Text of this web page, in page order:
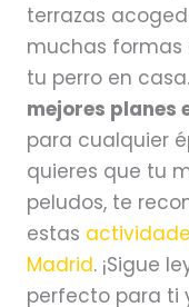
terrazas
muchas formas
tu perro en
mejores planes
para cualquier
quieres que tu
peludos, te
estas
Madrid. ¡Sigue
perfecto para ti